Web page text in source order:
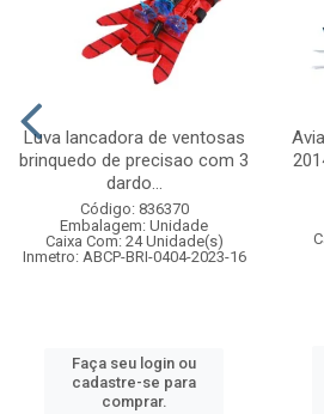
Luva lancadora de ventosas
brinquedo de precisao com 3
dardo...
Código: 836370
Embalagem: Unidade
Caixa Com: 24 Unidade(s)
Inmetro: ABCP-BRI-0404-2023-16
Faça seu login ou
cadastre-se para
comprar.